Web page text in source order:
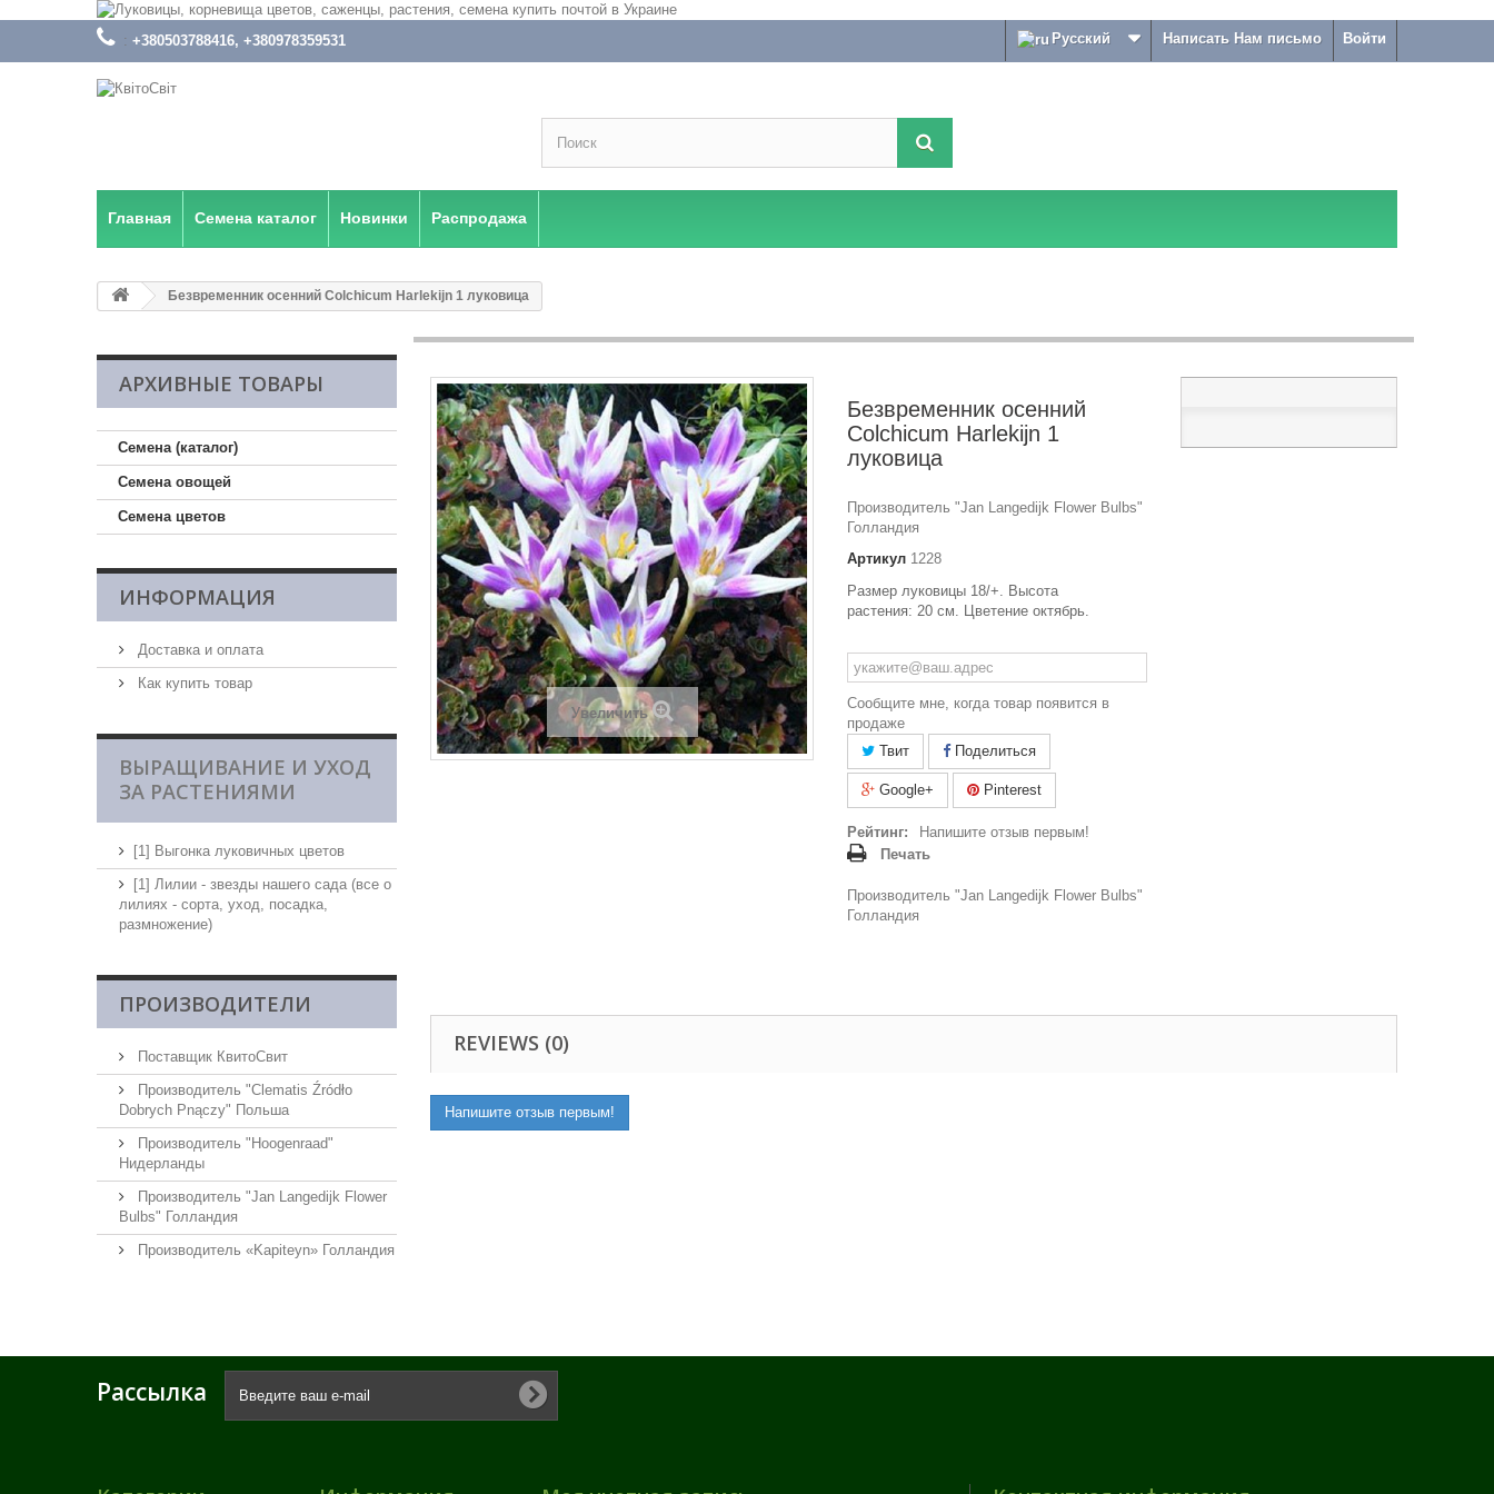
Войти
Написать Нам письмо
: +380503788416, +380978359531 Русский
Главная Семена каталог Новинки Распродажа
Безвременник осенний Colchicum Harlekijn 1 луковица
АРХИВНЫЕ ТОВАРЫ
Семена (каталог)
Семена овощей
Семена цветов
ИНФОРМАЦИЯ
Доставка и оплата
Как купить товар
ВЫРАЩИВАНИЕ И УХОД
ЗА РАСТЕНИЯМИ
[1] Выгонка луковичных цветов
[1] Лилии - звезды нашего сада (все о
лилиях - сорта, уход, посадка,
размножение)
ПРОИЗВОДИТЕЛИ
Поставщик КвитоСвит
Производитель "Clematis Źródło
Dobrych Pnączy" Польша
Производитель "Hoogenraad"
Нидерланды
Производитель "Jan Langedijk Flower
Bulbs" Голландия
Производитель «Kapiteyn» Голландия
Увеличить
Безвременник осенний
Colchicum Harlekijn 1
луковица
Производитель "Jan Langedijk Flower Bulbs"
Голландия
Артикул 1228
Размер луковицы 18/+. Высота
растения: 20 см. Цветение октябрь.
Сообщите мне, когда товар появится в
продаже
Твит
Поделиться
Google+ Pinterest
Рейтинг:
Напишите отзыв первым!
Печать
Производитель "Jan Langedijk Flower Bulbs"
Голландия
REVIEWS (0)
Напишите отзыв первым!
Рассылка